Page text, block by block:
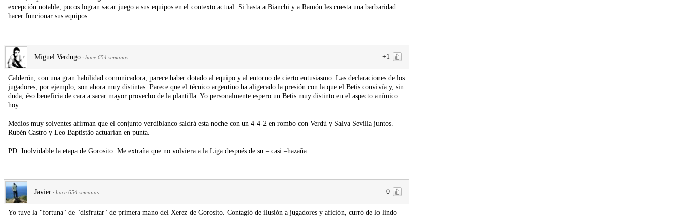
excepción notable, pocos logran sacar juego a sus equipos en el contexto actual. Si hasta a Bianchi y a Ramón les cuesta una barbaridad
hacer funcionar sus equipos...
+1
Miguel Verdugo · hace 654 semanas
Calderón, con una gran habilidad comunicadora, parece haber dotado al equipo y al entorno de cierto entusiasmo. Las declaraciones de los
jugadores, por ejemplo, son ahora muy distintas. Parece que el técnico argentino ha aligerado la presión con la que el Betis convivía y, sin
duda, éso beneficia de cara a sacar mayor provecho de la plantilla. Yo personalmente espero un Betis muy distinto en el aspecto anímico
hoy.
Medios muy solventes afirman que el conjunto verdiblanco saldrá esta noche con un 4-4-2 en rombo con Verdú y Salva Sevilla juntos.
Rubén Castro y Leo Baptistão actuarían en punta.
PD: Inolvidable la etapa de Gorosito. Me extraña que no volviera a la Liga después de su – casi –hazaña.
0
Javier · hace 654 semanas
Yo tuve la "fortuna" de "disfrutar" de primera mano del Xerez de Gorosito. Contagió de ilusión a jugadores y afición, curró de lo lindo